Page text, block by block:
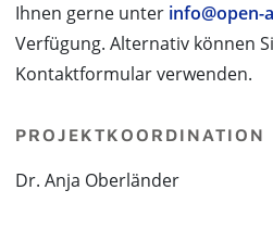
Ihnen gerne unter info@open-
Verfügung. Alternativ können
Kontaktformular verwenden.
PROJEKTKOORDINATION
Dr. Anja Oberländer